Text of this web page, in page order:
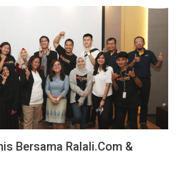
Bersama Ralali.com &